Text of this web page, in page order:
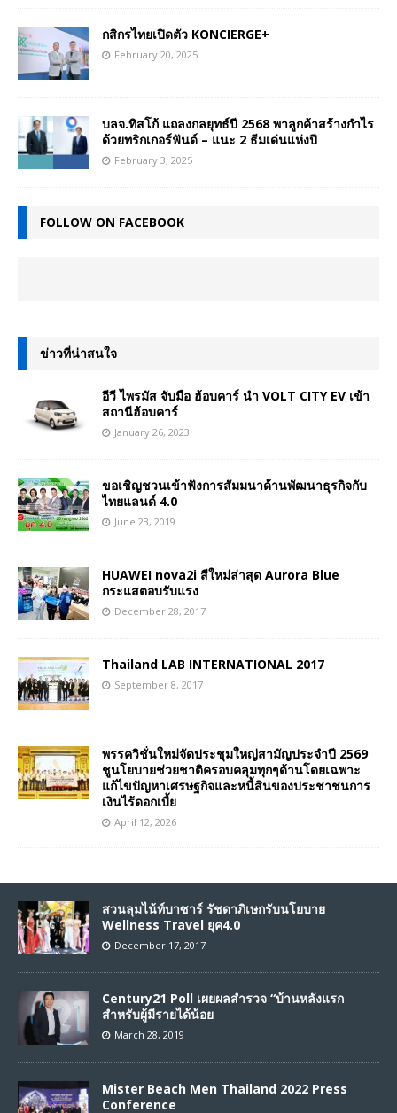
กสิกรไทยเปิดตัว KONCIERGE+
February 20, 2025
บลจ.ทิสโก้ แถลงกลยุทธ์ปี 2568 พาลูกค้าสร้างกำไร
ด้วยทริกเกอร์ฟันด์ – แนะ 2 ธีมเด่นแห่งปี
February 3, 2025
FOLLOW ON FACEBOOK
ข่าวที่น่าสนใจ
อีวี ไพรมัส จับมือ ฮ้อบคาร์ นำ VOLT CITY EV เข้า
สถานีฮ้อบคาร์
January 26, 2023
ขอเชิญชวนเข้าฟังการสัมมนาด้านพัฒนาธุรกิจกับ
ไทยแลนด์ 4.0
June 23, 2019
HUAWEI nova2i สีใหม่ล่าสุด Aurora Blue
กระแสตอบรับแรง
December 28, 2017
Thailand LAB INTERNATIONAL 2017
September 8, 2017
พรรควิชั่นใหม่จัดประชุมใหญ่สามัญประจำปี 2569
ชูนโยบายช่วยชาติครอบคลุมทุกๆด้านโดยเฉพาะ
แก้ไขปัญหาเศรษฐกิจและหนี้สินของประชาชนการ
เงินไร้ดอกเบี้ย
April 12, 2026
สวนลุมไน้ท์บาซาร์ รัชดาภิเษกรับนโยบาย
Wellness Travel ยุค4.0
December 17, 2017
Century21 Poll เผยผลสำรวจ “บ้านหลังแรก
สำหรับผู้มีรายได้น้อย
March 28, 2019
Mister Beach Men Thailand 2022 Press
Conference